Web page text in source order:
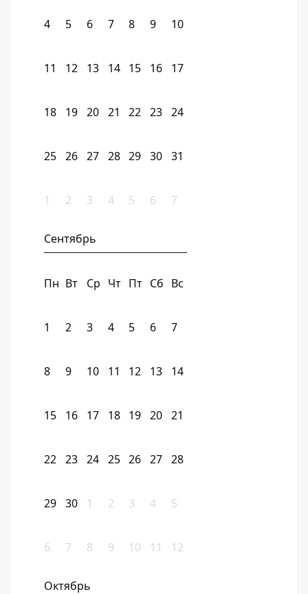
4 5 6 7 8 9 10
11 12 13 14 15 16 17
18 19 20 21 22 23 24
25 26 27 28 29 30 31
1 2 3 4 5 6 7
Сентябрь
Пн Вт Ср Чт Пт Сб Вс
1 2 3 4 5 6 7
8 9 10 11 12 13 14
15 16 17 18 19 20 21
22 23 24 25 26 27 28
29 30 1 2 3 4 5
6 7 8 9 10 11 12
Октябрь